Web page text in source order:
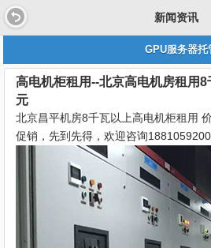
新闻资讯
GPU服务器托
高电机柜租用--北京高电机房租用
元
北京昌平机房8千瓦以上高电机柜租用
促销，先到先得，欢迎咨询